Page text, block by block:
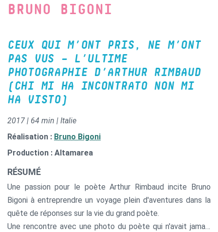
BRUNO BIGONI
CEUX QUI M’ONT PRIS, NE M’ONT
PAS VUS – L’ULTIME
PHOTOGRAPHIE D’ARTHUR RIMBAUD
(CHI MI HA INCONTRATO NON MI
HA VISTO)
2017 | 64 min | Italie
Réalisation : Bruno Bigoni
Production : Altamarea
RÉSUMÉ
Une passion pour le poète Arthur Rimbaud incite Bruno
Bigoni à entreprendre un voyage plein d'aventures dans la
quête de réponses sur la vie du grand poète.
Une rencontre avec une photo du poète qui n'avait jamais